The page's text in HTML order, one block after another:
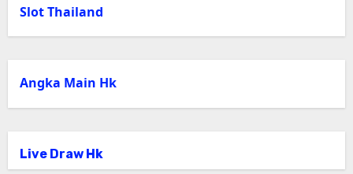
Slot Thailand
Angka Main Hk
Live Draw Hk